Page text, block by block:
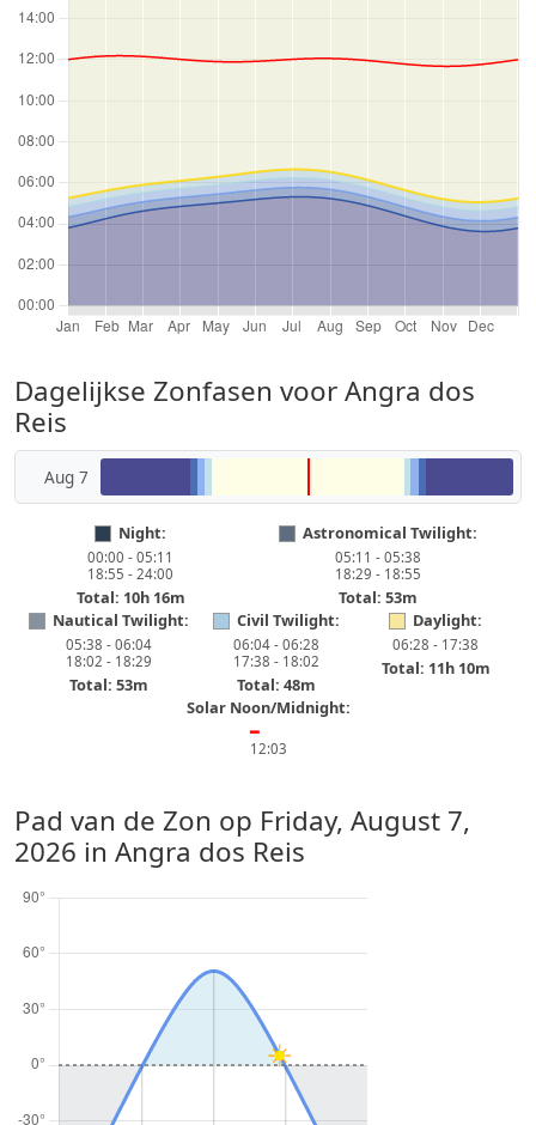
Dagelijkse Zonfasen voor Angra dos
Reis
Aug 7
Night:
00:00 - 05:11
18:55 - 24:00
Total: 10h 16m
Astronomical Twilight:
05:11 - 05:38
18:29 - 18:55
Total: 53m
Nautical Twilight:
05:38 - 06:04
18:02 - 18:29
Total: 53m
Civil Twilight:
06:04 - 06:28
17:38 - 18:02
Total: 48m
Daylight:
06:28 - 17:38
Total: 11h 10m
Solar Noon/Midnight:
━
12:03
Pad van de Zon op Friday, August 7,
2026 in Angra dos Reis